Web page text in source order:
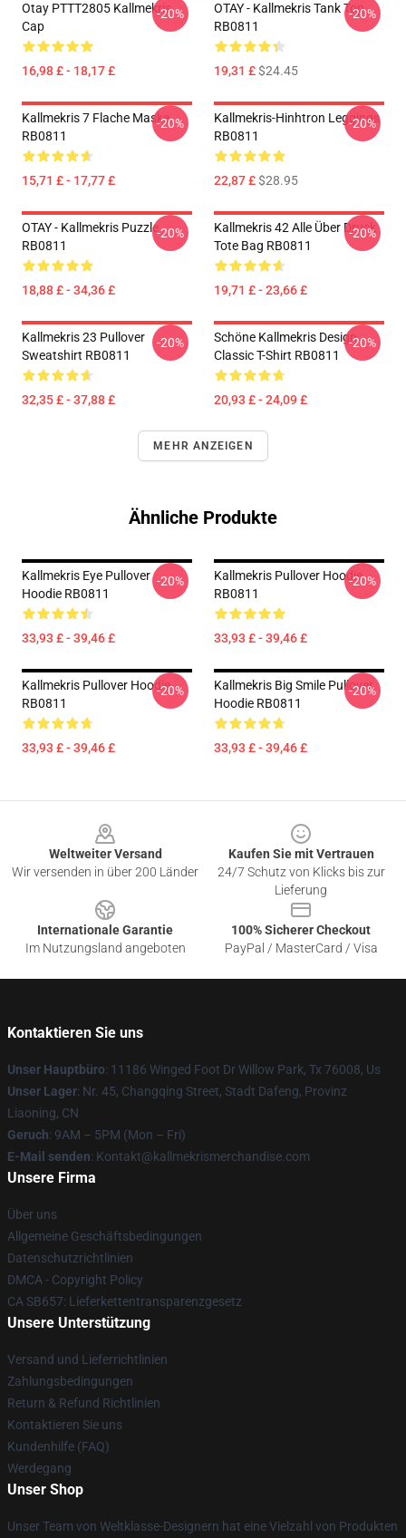
Otay PTTT2805 Kallmekris
Cap
16,98 £ - 18,17 £
-20%
OTAY - Kallmekris Tank Top
RB0811
19,31 £$24.45
-20%
Kallmekris 7 Flache Maske
RB0811
15,71 £ - 17,77 £
-20%
Kallmekris-Hinhtron Leggings
RB0811
22,87 £$28.95
-20%
OTAY - Kallmekris Puzzle
RB0811
18,88 £ - 34,36 £
-20%
Kallmekris 42 Alle Über Druck
Tote Bag RB0811
19,71 £ - 23,66 £
-20%
Kallmekris 23 Pullover
Sweatshirt RB0811
32,35 £ - 37,88 £
-20%
Schöne Kallmekris Design
Classic T-Shirt RB0811
20,93 £ - 24,09 £
-20%
MEHR ANZEIGEN
Ähnliche Produkte
Kallmekris Eye Pullover
Hoodie RB0811
33,93 £ - 39,46 £
-20%
Kallmekris Pullover Hoodie
RB0811
33,93 £ - 39,46 £
-20%
Kallmekris Pullover Hoodie
RB0811
33,93 £ - 39,46 £
-20%
Kallmekris Big Smile Pullover
Hoodie RB0811
33,93 £ - 39,46 £
-20%
Weltweiter Versand
Wir versenden in über 200 Länder
Kaufen Sie mit Vertrauen
24/7 Schutz von Klicks bis zur
Lieferung
Internationale Garantie
Im Nutzungsland angeboten
100% Sicherer Checkout
PayPal / MasterCard / Visa
Kontaktieren Sie uns
Unser Hauptbüro: 11186 Winged Foot Dr Willow Park, Tx 76008, Us
Unser Lager: Nr. 45, Changqing Street, Stadt Dafeng, Provinz
Liaoning, CN
Geruch: 9AM – 5PM (Mon – Fri)
E-Mail senden: Kontakt@kallmekrismerchandise.com
Unsere Firma
Über uns
Allgemeine Geschäftsbedingungen
Datenschutzrichtlinien
DMCA - Copyright Policy
CA SB657: Lieferkettentransparenzgesetz
Unsere Unterstützung
Versand und Lieferrichtlinien
Zahlungsbedingungen
Return & Refund Richtlinien
Kontaktieren Sie uns
Kundenhilfe (FAQ)
Werdegang
Unser Shop
Unser Team von Weltklasse-Designern hat eine Vielzahl von Produkten